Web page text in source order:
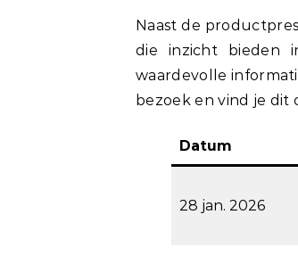
Naast de
die inzicht bieden
waardevolle
bezoek en vind je dit
Datum
28 jan. 2026